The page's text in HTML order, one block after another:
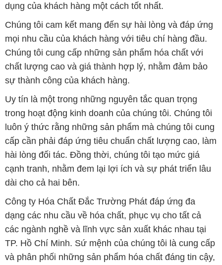
dụng của khách hàng một cách tốt nhất.
Chúng tôi cam kết mang đến sự hài lòng và đáp ứng
mọi nhu cầu của khách hàng với tiêu chí hàng đầu.
Chúng tôi cung cấp những sản phẩm hóa chất với
chất lượng cao và giá thành hợp lý, nhằm đảm bảo
sự thành công của khách hàng.
Uy tín là một trong những nguyên tắc quan trọng
trong hoạt động kinh doanh của chúng tôi. Chúng tôi
luôn ý thức rằng những sản phẩm mà chúng tôi cung
cấp cần phải đáp ứng tiêu chuẩn chất lượng cao, làm
hài lòng đối tác. Đồng thời, chúng tôi tạo mức giá
cạnh tranh, nhằm đem lại lợi ích và sự phát triển lâu
dài cho cả hai bên.
Công ty Hóa Chất Đắc Trường Phát đáp ứng đa
dạng các nhu cầu về hóa chất, phục vụ cho tất cả
các ngành nghề và lĩnh vực sản xuất khác nhau tại
TP. Hồ Chí Minh. Sứ mệnh của chúng tôi là cung cấp
và phân phối những sản phẩm hóa chất đáng tin cậy,